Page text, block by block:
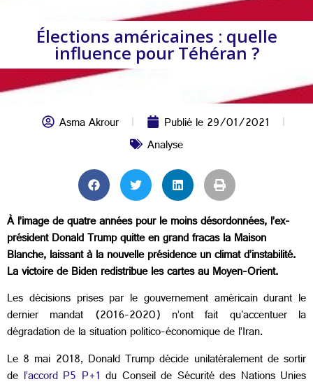
Élections américaines : quelle
influence pour Téhéran ?
Asma Akrour Publié le29/01/2021
Analyse
À l’image de quatre années pour le moins désordonnées, l’ex-
président Donald Trump quitte en grand fracas la Maison
Blanche, laissant à la nouvelle présidence un climat d’instabilité.
La victoire de Biden redistribue les cartes au Moyen-Orient.
Les décisions prises par le gouvernement américain durant le
dernier mandat (2016-2020) n’ont fait qu'accentuer la
dégradation de la situation politico-économique de l’Iran.
Le 8 mai 2018, Donald Trump décide unilatéralement de sortir
de l’accord P5 P+1 du Conseil de Sécurité des Nations Unies